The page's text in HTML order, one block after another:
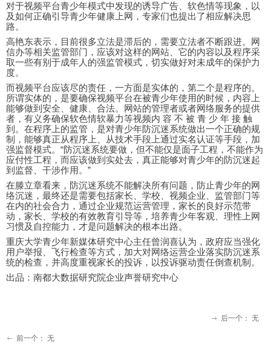
对于视频平台青少年模式中发现的诱导广告、软色情等现象，以
及如何正确引导青少年健康上网，专家们也提出了相应解决思
路。
高艳东表示，目前很多立法是滞后的，需要立法者不断跟进。网
信办等相关监管部门，应该对这样的网站、它的内容以及程序采
取一些有别于成年人的强监管模式，切实做好对未成年的保护力
度。
而视频平台应该尽的责任，一方面是实体的，第二个是程序的。
所谓实体的，是要确保视频平台在被青少年使用的时候，内容上
能够做到安全、健康、合法。网站的管理者或者网络服务的提供
者，有义务确保软色情软暴力等视频内 容 不 被 青 少 年 接 触
到。在程序上的监管，是对青少年防沉迷系统做出一个正确的规
制，能够真正从程序上、从技术手段上通过实名认证等手段，加
强监督模式。“防沉迷系统要做，但不能仅是面子工程，不能作为
应付性工程，而应该做到实处去，真正能够对青少年的防沉迷起
到监督、干涉作用。”
在滕立章看来，防沉迷系统不能解决所有问题，防止青少年的网
络沉迷，最终还是需要包括家长、学校、视频企业、监管部门等
在内的社会合力，通过企业规范运营管理，家长的良好示范带
动，家长、学校的有效教育引导等，培养青少年客观、理性上网
习惯及自控能力，才是问题解决的根本出路。
重庆大学青少年新媒体研究中心主任曾润喜认为，政府应当强化
用户举报、飞行检查等方式，加大对网络运营企业落实防沉迷系
统的检查，并高度重视家长的投诉，以投诉驱动责任倒查机制。
出品：南都大数据研究院企业声誉研究中心
ꂃ 前一个： 无
ꁹ 后一个： 无